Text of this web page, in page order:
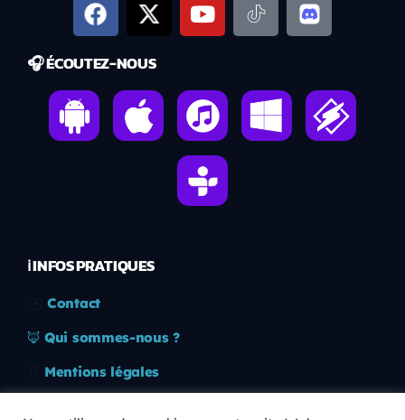
🎧 ÉCOUTEZ-NOUS
ℹ️ INFOS PRATIQUES
Contact
🦊 Qui sommes-nous ?
Mentions légales